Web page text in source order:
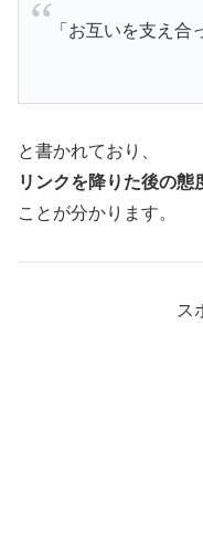
「お互いを支え合
と書かれており、
リンクを降りた後の
ことが分かります。
ス